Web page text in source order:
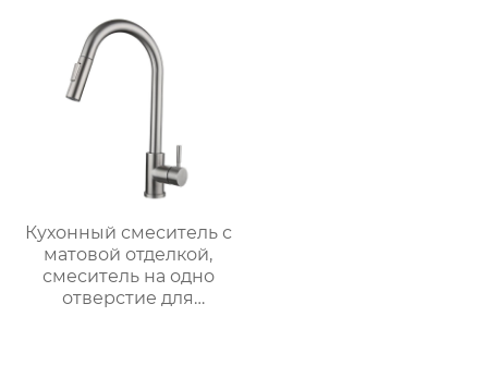
Кухонный смеситель с
матовой отделкой,
смеситель на одно
отверстие для